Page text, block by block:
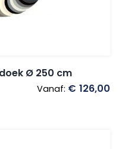
Ø 250 cm
Vanaf: € 126,00